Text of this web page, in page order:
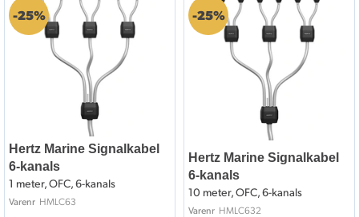
25%
Hertz Marine Signalkabel
6-kanals
1 meter, OFC, 6-kanals
Varenr HMLC63
25%
Hertz Marine Signalkabel
6-kanals
10 meter, OFC, 6-kanals
Varenr HMLC632